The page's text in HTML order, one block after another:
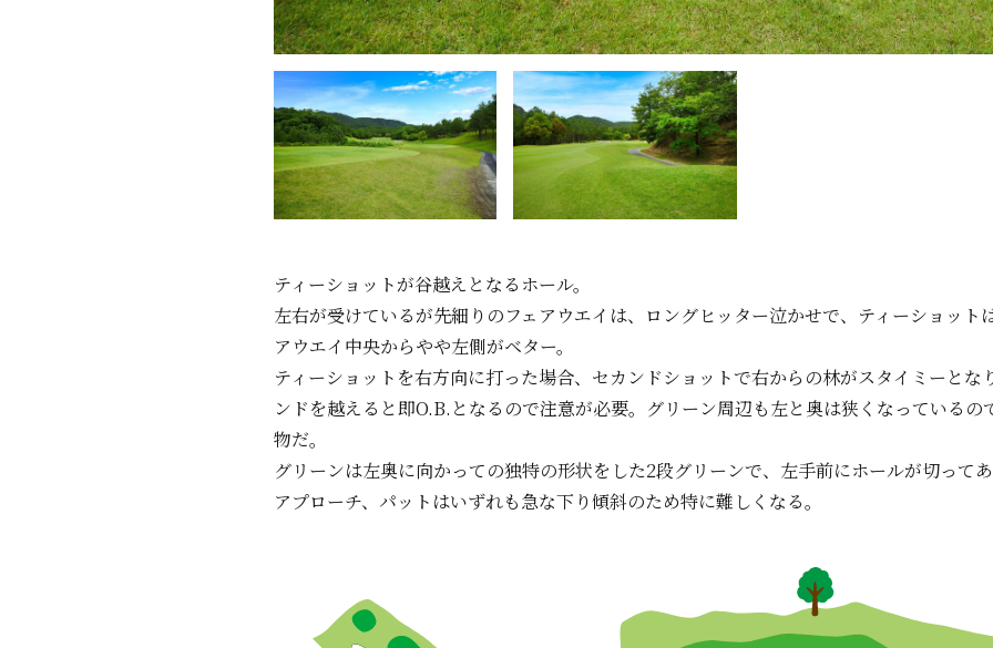
ティーショットが谷越えとなるホール。
左右が受けているが先細りのフェアウエイは、ロングヒッター泣かせで、ティーショット
アウエイ中央からやや左側がベター。
ティーショットを右方向に打った場合、セカンドショットで右からの林がスタイミーとな
ンドを越えると即O.B.となるので注意が必要。グリーン周辺も左と奥は狭くなっているの
物だ。
グリーンは左奥に向かっての独特の形状をした2段グリーンで、左手前にホールが切って
アプローチ、パットはいずれも急な下り傾斜のため特に難しくなる。